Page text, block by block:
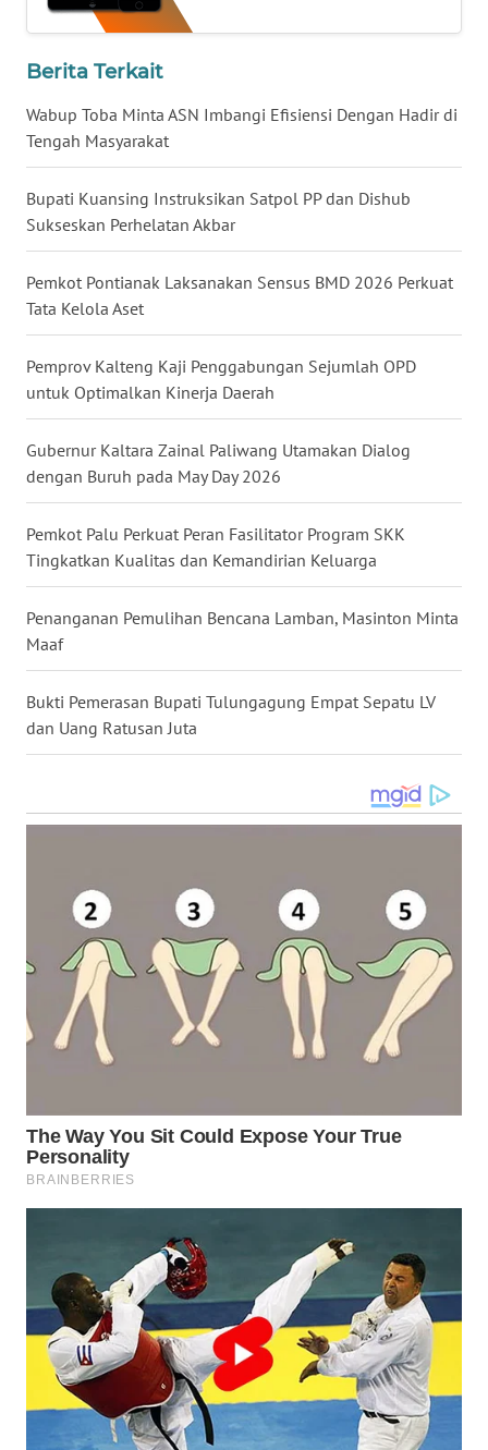
Berita Terkait
Wabup Toba Minta ASN Imbangi Efisiensi Dengan Hadir di
Tengah Masyarakat
Bupati Kuansing Instruksikan Satpol PP dan Dishub
Sukseskan Perhelatan Akbar
Pemkot Pontianak Laksanakan Sensus BMD 2026 Perkuat
Tata Kelola Aset
Pemprov Kalteng Kaji Penggabungan Sejumlah OPD
untuk Optimalkan Kinerja Daerah
Gubernur Kaltara Zainal Paliwang Utamakan Dialog
dengan Buruh pada May Day 2026
Pemkot Palu Perkuat Peran Fasilitator Program SKK
Tingkatkan Kualitas dan Kemandirian Keluarga
Penanganan Pemulihan Bencana Lamban, Masinton Minta
Maaf
Bukti Pemerasan Bupati Tulungagung Empat Sepatu LV
dan Uang Ratusan Juta
KALTARA
WN
SULSEL
WN
GORONTALO
WN
SULUT
WN
MALUKU
WN
MALUT
WN
DAIRI
TOBA
NIAS
WN
LANGKAT
WN
TAPANULI
WN
TANJUNG
KARO
WN
SIMALUNGUN
WN
LABUHANBATU